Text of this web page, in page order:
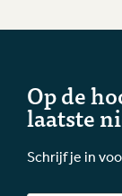
Op de
laatste
Schrijf je in